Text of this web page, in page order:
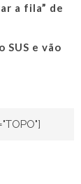
a fila” de
e vão